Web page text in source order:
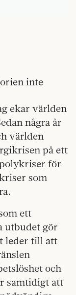
inte
ekar världen
några år
världen
på ett
för
som
ett
utbudet gör
leder till att
och
samtidigt att